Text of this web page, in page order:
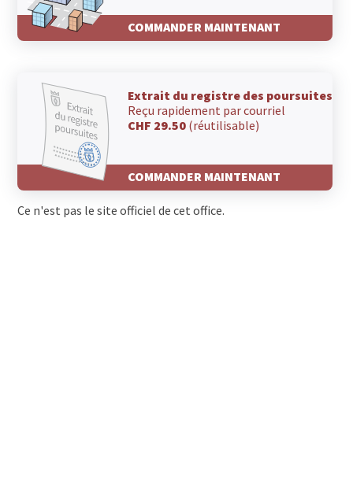
COMMANDER MAINTENANT
Extrait du registre des poursuites
Reçu rapidement par courriel
CHF 29.50 (réutilisable)
COMMANDER MAINTENANT
Ce n'est pas le site officiel de cet office.